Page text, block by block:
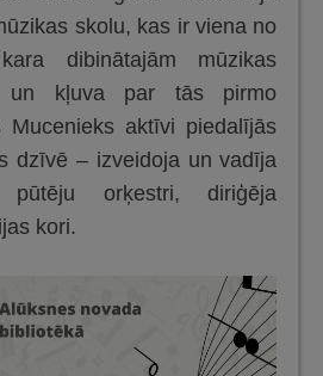
skolu, kas ir viena no
dibinātajām mūzikas
un kļuva par tās pirmo
Mucenieks aktīvi piedalījās
dzīvē – izveidoja un vadīja
orķestri, diriģēja
kori.